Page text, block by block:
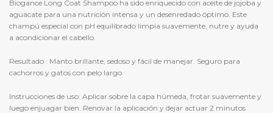
Biogance Long Coat Shampoo ha sido enriquecido con aceite de jojoba y
aguacate para una nutrición intensa y un desenredado óptimo. Este
champú especial con pH equilibrado limpia suavemente, nutre y ayuda
a acondicionar el cabello.
Resultado : Manto brillante, sedoso y fácil de manejar. Seguro para
cachorros y gatos con pelo largo.
Instrucciones de uso: Aplicar sobre la capa húmeda, frotar suavemente y
luego enjuagar bien. Renovar la aplicación y dejar actuar 2 minutos